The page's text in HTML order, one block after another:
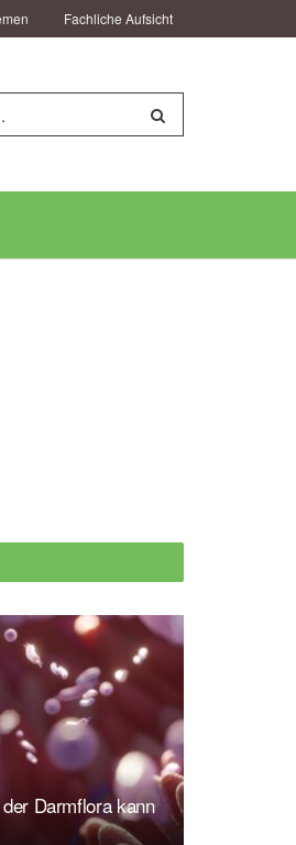
Fachliche Aufsicht
Darmflora kann